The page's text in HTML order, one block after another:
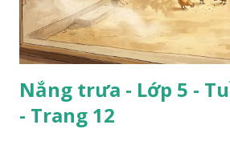
Nắng trưa - Lớp 5 -
- Trang 12